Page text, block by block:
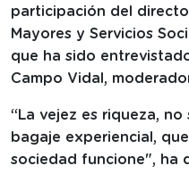
participación del
Mayores y Servicios
que ha sido
Campo Vidal,
“La vejez es riqueza,
bagaje experiencial,
sociedad funcione", ha